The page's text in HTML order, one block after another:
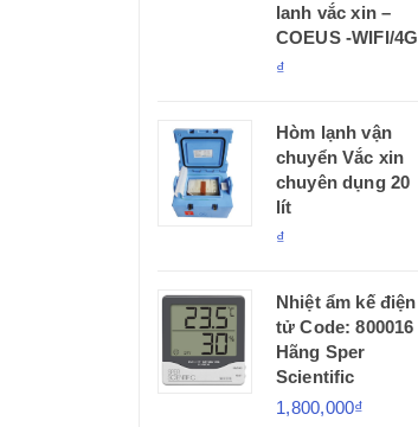
lanh vắc xin –
COEUS -WIFI/4G
₫
Hòm lạnh vận
chuyển Vắc xin
chuyên dụng 20
lít
₫
Nhiệt ẩm kế điện
tử Code: 800016
Hãng Sper
Scientific
1,800,000₫